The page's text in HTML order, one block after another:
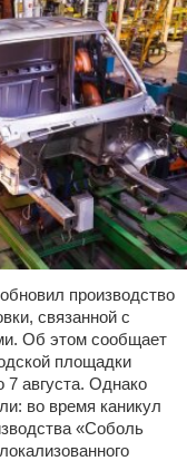
производство
связанной с
Об этом сообщает
площадки
августа. Однако
во время каникул
«Соболь